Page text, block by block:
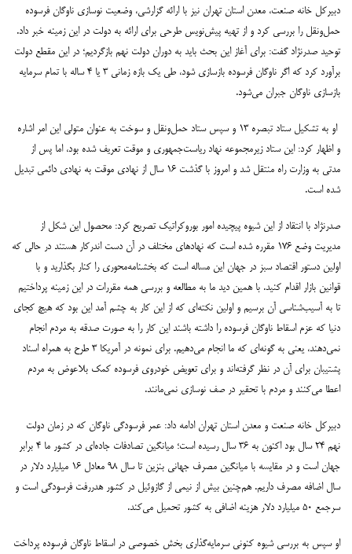
دبیرکل خانه صنعت، معدن استان تهران نیز با ارائه گزارشی، وضعیت نوسازی ناوگان فرسوده
حمل‌ونقل را بررسی کرد و از تهیه پیش‌نویس طرحی برای ارائه به دولت در این زمینه خبر داد.
توحید صدرنژاد گفت: برای آغاز این بحث باید به دوران دولت نهم بازگردیم؛ در این مقطع دولت
برآورد کرد که اگر ناوگان فرسوده بازسازی شود، طی یک بازه زمانی ۳ یا ۴ ساله با تمام سرمایه
بازسازی ناوگان جبران می‌شود.
او به تشکیل ستاد تبصره ۱۳ و سپس ستاد حمل‌ونقل و سوخت به عنوان متولی این امر اشاره
و اظهار کرد: این ستاد زیرمجموعه نهاد ریاست‌جمهوری و موقت تعریف شده بود، اما پس از
مدتی به وزارت راه منتقل شد و امروز با گذشت ۱۶ سال از نهادی موقت به نهادی دائمی تبدیل
شده است.
صدرنژاد با انتقاد از این شیوه پیچیده امور بوروکراتیک تصریح کرد: محصول این شکل از
مدیریت وضع ۱۷۶ مقرره شده است که نهادهای مختلف در آن دست اندرکار هستند‌ در حالی که
اولین دستور اقتصاد سبز در جهان این مساله است که بخشنامه‌محوری را کنار بگذارید و با
قوانین بازار اقدام کنید. با همین دید ما به مطالعه و بررسی همه مقررات در این زمینه پرداختیم
تا به آسیب‌شناسی آن برسیم و اولین نکته‌ای که از این کار به چشم آمد این بود که هیچ کجای
دنیا که عزم اسقاط ناوگان فرسوده را داشته باشند این کار را به صورت صدقه به مردم انجام
نمی‌دهند، یعنی به گونه‌ای که ما انجام می‌دهیم. برای نمونه در آمریکا ۳ طرح به همراه اسناد
پشتیبان برای آن در نظر گرفته‌اند و برای تعویض خودروی فرسوده کمک بلاعوض به مردم
اعطا می‌کنند و مردم با تحقیر در صف نوسازی نمی‌مانند.
دبیرکل خانه صنعت و معدن استان تهران ادامه داد: عمر فرسودگی ناوگان که در زمان دولت
نهم ۲۴ سال بود اکنون به ۳۶ سال رسیده است؛ میانگین تصادفات جاده‌ای در کشور ما ۴ برابر
جهان است و در مقایسه با میانگین مصرف جهانی بنزین تا سال ۹۸ معادل ۱۶ میلیارد دلار در
سال اضافه مصرف داریم. هم‌چنین بیش از نیمی از گازوئیل در کشور هدررفت فرسودگی است و
سرجمع ۵۰ میلیارد دلار هزینه اضافی به کشور تحمیل می‌کند.
او سپس به بررسی شیوه کنونی سرمایه‌گذاری بخش خصوصی در اسقاط ناوگان فرسوده پرداخت